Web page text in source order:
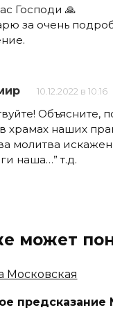
Господи 🙏
за очень
10.12.2022 в 10:16
Объясните,
храмах наших
молитва
наша…” т.д.
может
предсказание